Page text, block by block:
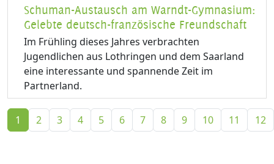
Schuman-Austausch am Warndt-Gymnasium:
Gelebte deutsch-französische Freundschaft
Im Frühling dieses Jahres verbrachten
Jugendlichen aus Lothringen und dem Saarland
eine interessante und spannende Zeit im
Partnerland.
1 2 3 4 5 6 7 8 9 10 11 12